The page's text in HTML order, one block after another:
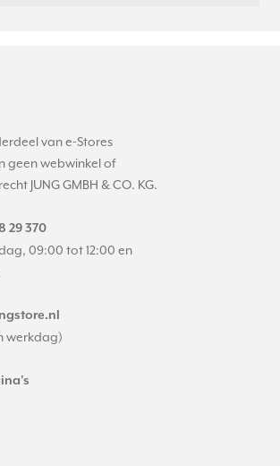
van e-Stores
geen webwinkel of
JUNG GMBH & CO. KG.
29 370
09:00 tot 12:00 en
werkdag)